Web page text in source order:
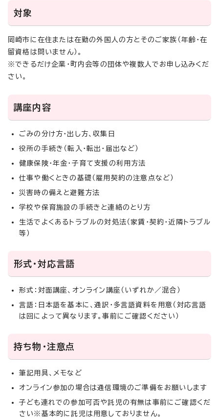
対象
岡崎市に在住または在勤の外国人の方とそのご家族（年齢・在
留資格は問いません）。
※できるだけ企業・町内会等の団体や複数人でお申し込みくだ
さい。
講座内容
ごみの分け方・出し方、収集日
役所の手続き（転入・転出・届出など）
健康保険・年金・子育て支援の利用方法
仕事や働くときの基礎（雇用契約の注意点など）
災害時の備えと避難方法
学校や保育施設の手続きと連絡のとり方
生活でよくあるトラブルの対処法（家賃・契約・近隣トラブル
等）
形式・対応言語
形式：対面講座、オンライン講座（いずれか／混合）
言語：日本語を基本に、通訳・多言語資料を用意（対応言語
は回によって異なります。事前にご確認ください）
持ち物・注意点
筆記用具、メモなど
オンライン参加の場合は通信環境のご準備をお願いします
子ども連れでの参加可否や託児の有無は事前にご確認くだ
さい※基本的に託児は用意しておりません。